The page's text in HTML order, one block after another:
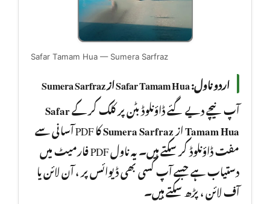
Safar Tamam Hua — Sumera Sarfraz
اردو ناول: Safar Tamam Hua از Sumera Sarfraz
آپ نیچے دیے گئے ڈاؤنلوڈ بٹن پر کلک کر کےSafar
Tamam HuaازSumera Sarfraz
کا PDF آسانی سے
مفت ڈاؤنلوڈ کر سکتے ہیں۔ یہ ناول PDF فارمیٹ میں
دستیاب ہے جسے آپ کسی بھی ڈیوائس پر ، آن لائن یا
آف لائن ، پڑھ سکتے ہیں۔